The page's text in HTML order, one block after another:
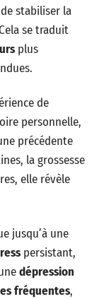
stabiliser la
se traduit
plus
de
personnelle,
précédente
la grossesse
elle révèle
jusqu’à une
persistant,
dépression
fréquentes,